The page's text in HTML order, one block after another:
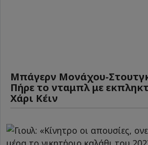
Μπάγερν Μονάχου-
Πήρε το νταμπλ με
Χάρι Κέιν